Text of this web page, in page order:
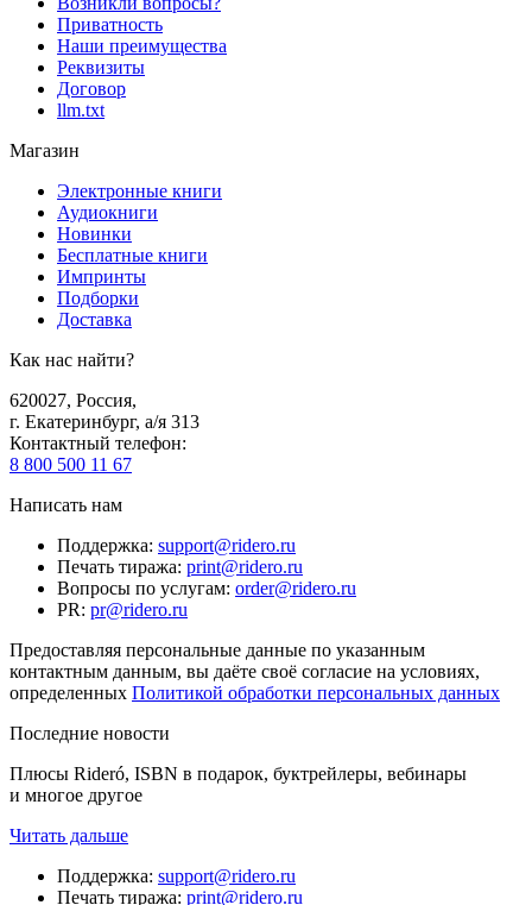
Приватность
Наши преимущества
Реквизиты
Договор
llm.txt
Магазин
Электронные книги
Аудиокниги
Новинки
Бесплатные книги
Импринты
Подборки
Доставка
Как нас найти?
620027, Россия,
г. Екатеринбург, а/я 313
Контактный телефон:
8 800 500 11 67
Написать нам
Поддержка: support@ridero.ru
Печать тиража: print@ridero.ru
Вопросы по услугам: order@ridero.ru
PR: pr@ridero.ru
Предоставляя персональные данные по указанным
контактным данным, вы даёте своё согласие на условиях,
определенных Политикой обработки персональных данных
Последние новости
Плюсы Rideró, ISBN в подарок, буктрейлеры, вебинары
и многое другое
Читать дальше
Поддержка: support@ridero.ru
Печать тиража: print@ridero.ru